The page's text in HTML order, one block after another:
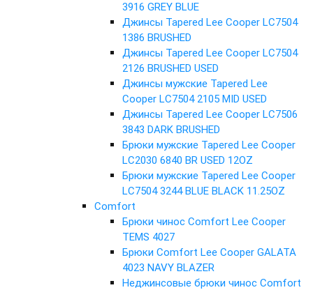
3916 GREY BLUE
Джинсы Tapered Lee Cooper LC7504
1386 BRUSHED
Джинсы Tapered Lee Cooper LC7504
2126 BRUSHED USED
Джинсы мужские Tapered Lee
Cooper LC7504 2105 MID USED
Джинсы Tapered Lee Cooper LC7506
3843 DARK BRUSHED
Брюки мужские Tapered Lee Cooper
LC2030 6840 BR USED 12OZ
Брюки мужские Tapered Lee Cooper
LC7504 3244 BLUE BLACK 11.25OZ
Comfort
Брюки чинос Comfort Lee Cooper
TEMS 4027
Брюки Comfort Lee Cooper GALATA
4023 NAVY BLAZER
Неджинсовые брюки чинос Comfort